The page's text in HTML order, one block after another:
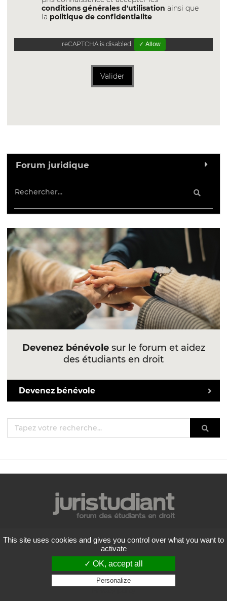
conditions générales d'utilisation ainsi que
la politique de confidentialite
reCAPTCHA is disabled. ✓ Allow
Valider
Forum juridique
Devenez bénévolesur le forum et aidez
des étudiants en droit
Devenez bénévole
Mentions légales
Politique de confidentialité
Conditions générales d'utilisation
Liste des forums
Contactez-nous
This site uses cookies and gives you control over what you want to
activate
✓ OK, accept all
Personalize